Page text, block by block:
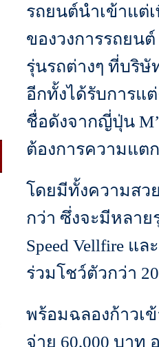
รถยนต์นำเข้าแต่
ของวงการรถยนต์
รุ่นรถต่างๆ ที่บริษั
อีกทั้งได้รับการแ
ชื่อดังจากญี่ปุ่น
ต้องการความแต
โดยมีทั้งความสว
กว่า ซึ่งจะมีหลาย
Speed Vellfire แ
ร่วมโชว์ตัวกว่า
พร้อมฉลองก้าวเ
จ่าย 60,000 บาท